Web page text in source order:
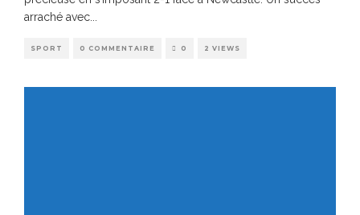
arraché avec
SPORT 0 COMMENTAIRE 0 2 VIEWS